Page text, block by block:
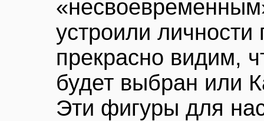
устроили
прекрасно видим,
будет выбран или
Эти фигуры для